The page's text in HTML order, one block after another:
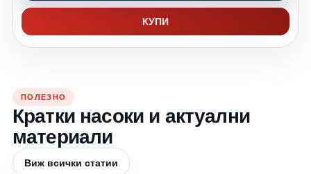
КУПИ
ПОЛЕЗНО
Кратки насоки и актуални
материали
Виж всички статии